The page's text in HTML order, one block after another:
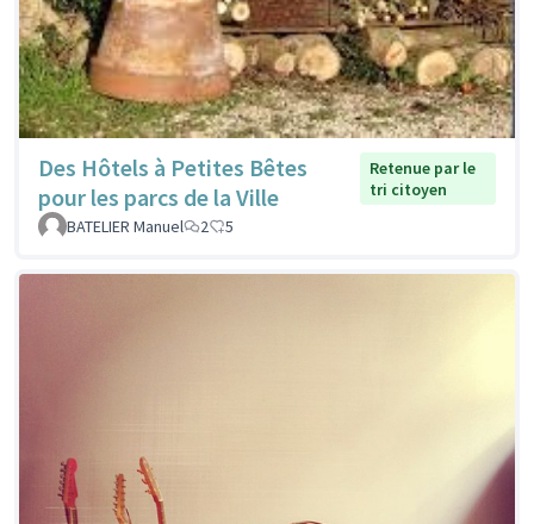
Des Hôtels à Petites Bêtes
pour les parcs de la Ville
Retenue par le
tri citoyen
BATELIER Manuel
2 5